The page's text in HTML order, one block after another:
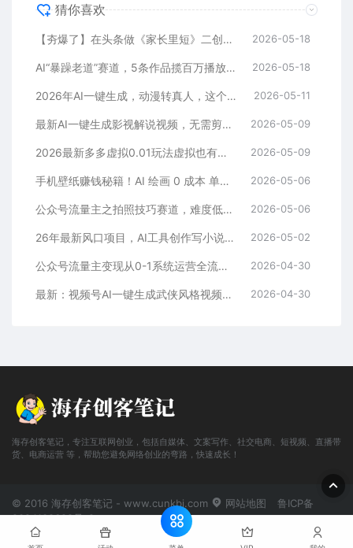
猜你喜欢
【夯爆了】在头条做《家长里短》二创小故事，这个月收益2w+ 2026-05-18
AI“暴躁老道”赛道，5条作品揽百万播放！（附变现全攻略） 2026-05-18
2026年AI一键生成，动漫转真人，这个月靠这个AI赚了2W+ 2026-05-11
最新AI一键生成影视解说视频，无需剪辑3分钟1条，条条爆款，多平台变现日入2000+ 2026-05-09
2026最新多多虚拟0.01玩法虚拟也有新门路轻松日入2500! 2026-05-09
手机壁纸赚钱秘籍！AI 绘画 0 成本 单店狂销 3.8 万单 2026-05-06
公众号流量主之拍照技巧赛道，难度低+流量大，起号第一篇就爆了10w阅读！ 2026-05-06
26年最新风口项目，AI工具创作写小说，轻松实现日入1000+ 2026-05-02
公众号流量主变现从0-1系统运营全流程讲解！ 2026-04-30
最新：视频号AI一键生成武侠风格视频，狂撸视频号分成收益，学完轻松日入1000+ 2026-04-30
海存创客笔记，专注互联网创业，包括自媒体、文案写作、社交电商、短视频、直播带
货、电商运营 等，帮助您避免网络创业的弯路，快速成长！
© 2016 海存创客笔记 - www.cunkbj.com 网站地图
鲁ICP备
2024108698号-2